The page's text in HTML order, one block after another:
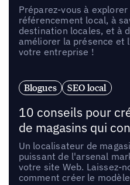
Préparez-vous à
référencement local, à
destination locales, et à
améliorer la présence et
votre entreprise !
Blogues SEO local
10 conseils pour
de magasins qui
Un localisateur de
puissant de l'arsenal
votre site Web. Laissez-
comment créer le